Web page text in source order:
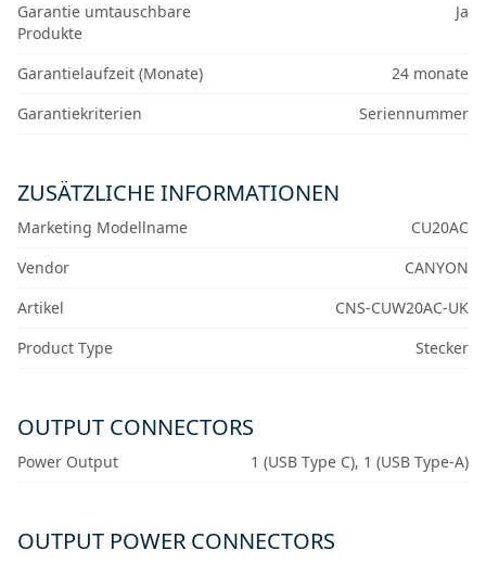
Garantie umtauschbare
Produkte
Ja
Garantielaufzeit (Monate)
24 monate
Garantiekriterien
Seriennummer
ZUSÄTZLICHE INFORMATIONEN
Marketing Modellname
CU20AC
Vendor
CANYON
Artikel
CNS-CUW20AC-UK
Product Type
Stecker
OUTPUT CONNECTORS
Power Output 1 (USB Type C), 1 (USB Type-A)
OUTPUT POWER CONNECTORS